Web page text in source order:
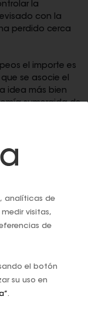
la
con la
perdido cerca
el importe es
se asocie el
idea más bien
sumergida de
por valor de
a los 1,6
España
conservan un
los más
el
analíticas de
visitas,
de
el botón
su uso en
.